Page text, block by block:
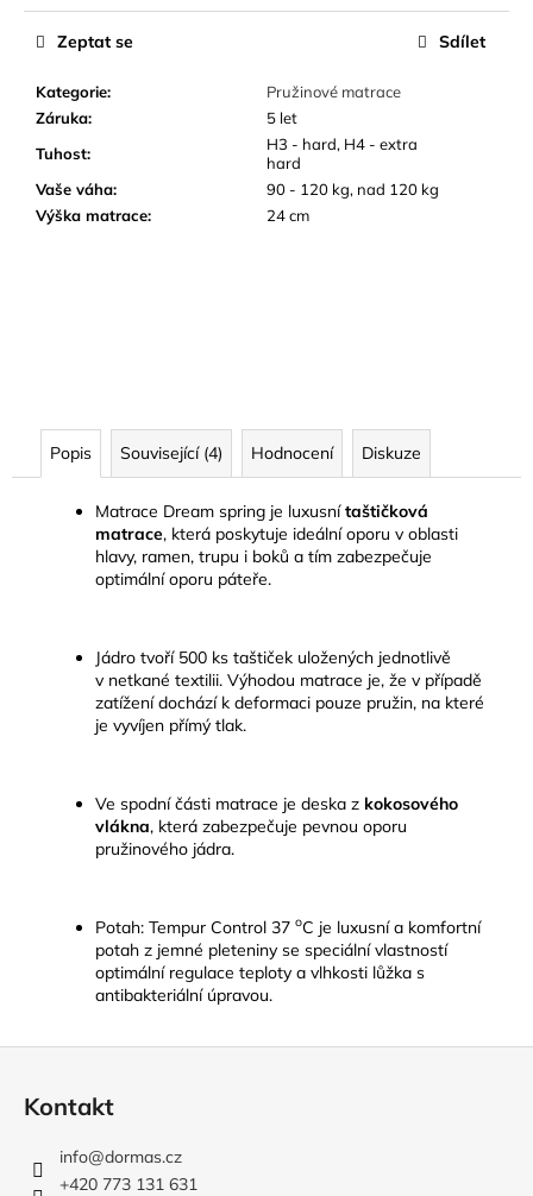
Kategorie:
Pružinové matrace
Záruka:
5 let
Tuhost:
H3 - hard, H4 - extra
hard
Vaše váha:
90 - 120 kg, nad 120 kg
Výška matrace: 24 cm
Zeptat se Sdílet
Popis Související (4) Hodnocení Diskuze
Matrace Dream spring je luxusnítaštičková
matrace, která poskytuje ideální oporu v oblasti
hlavy, ramen, trupu i boků a tím zabezpečuje
optimální oporu páteře.
Jádro tvoří 500 ks taštiček uložených jednotlivě
v netkané textilii. Výhodou matrace je, že v případě
zatížení dochází k deformaci pouze pružin, na které
je vyvíjen přímý tlak.
Ve spodní části matrace je deska z kokosového
vlákna, která zabezpečuje pevnou oporu
pružinového jádra.
Potah: Tempur Control 37 oC je luxusní a komfortní
potah z jemné pleteniny se speciální vlastností
optimální regulace teploty a vlhkosti lůžka s
antibakteriální úpravou.
Kontakt
info@dormas.cz
+420 773 131 631